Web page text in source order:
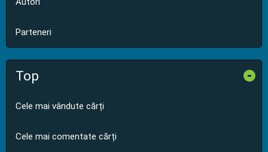
Parteneri
Top -
Cele mai vândute cărți
Cele mai comentate cărți